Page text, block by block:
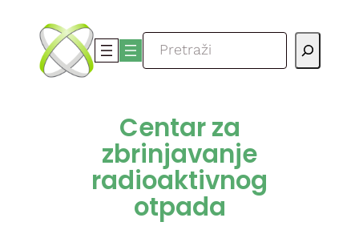
sadržaja
Pretraga
Centar za
zbrinjavanje
radioaktivnog
otpada